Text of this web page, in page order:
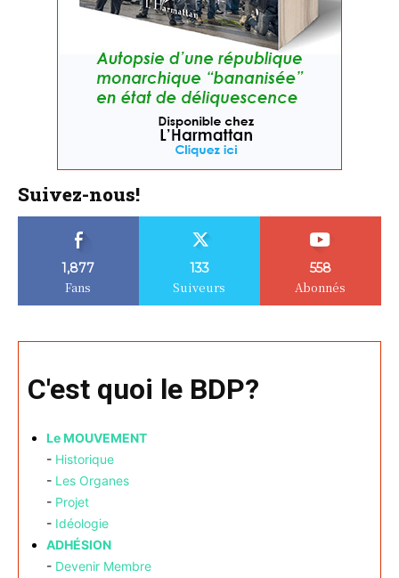
Suivez-nous!
1,877
Fans
133
Suiveurs
558
Abonnés
C'est quoi le BDP?
Le MOUVEMENT
- Historique
- Les Organes
- Projet
- Idéologie
ADHÉSION
- Devenir Membre